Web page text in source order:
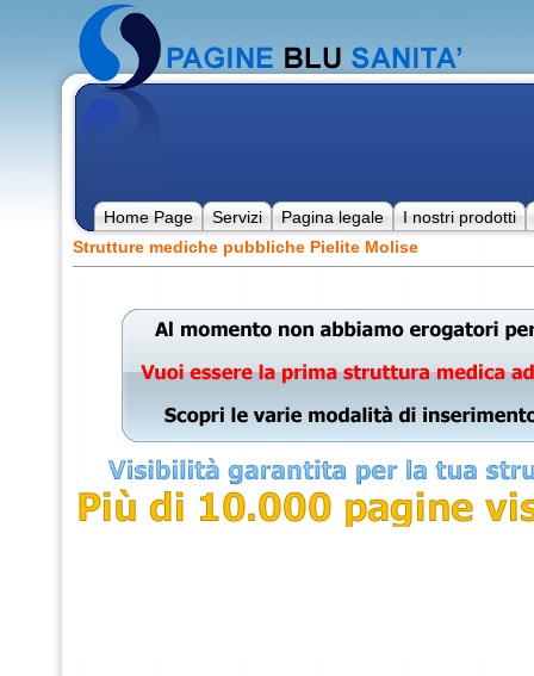
Home Page Servizi Pagina legale
I nostri prodotti
Strutture mediche pubbliche Pielite Molise